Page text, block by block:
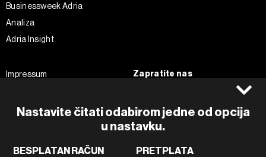
Nastavite čitati odabirom jedne od opcija
u nastavku.
BESPLATAN RAČUN PRETPLATA
Businessweek Adria
Analiza
Adria Insight
Impressum
Pravila privatnosti
Zapratite nas
Instagram
Twitter